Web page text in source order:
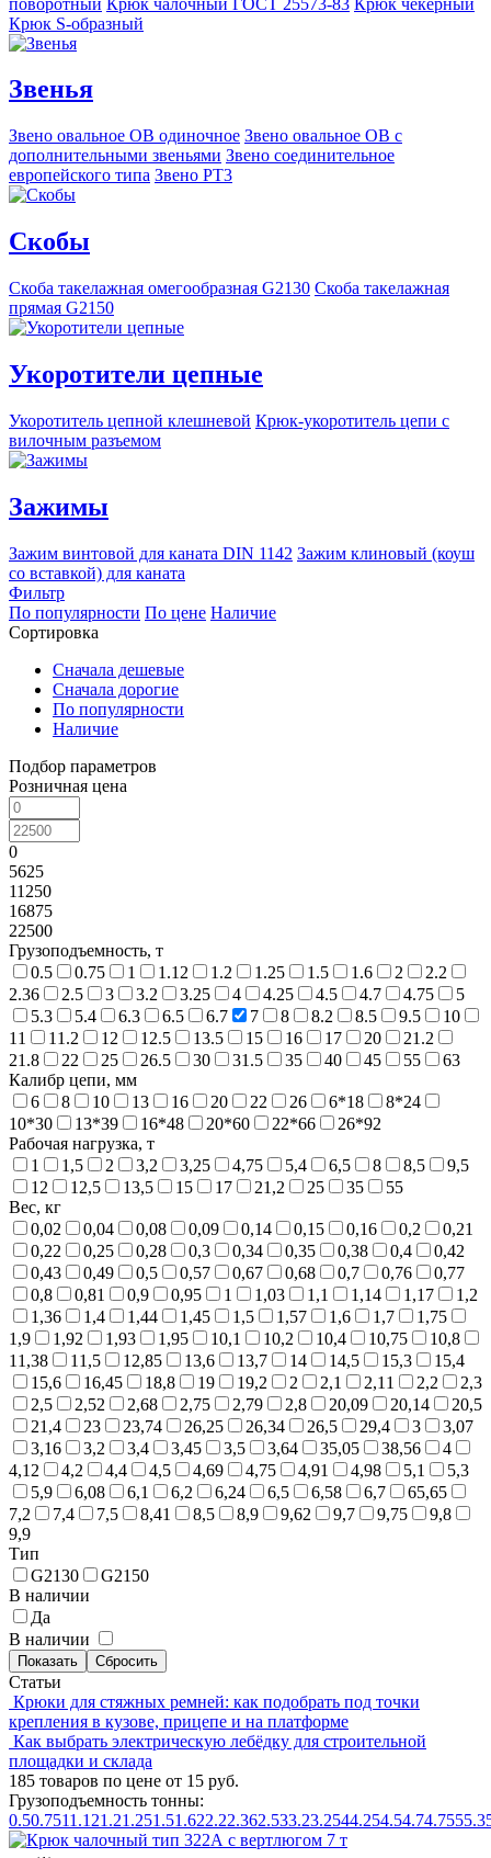
Крюк S-образный
Звенья
Звено овальное OB одиночное Звено овальное ОВ с
дополнительными звеньями Звено соединительное
европейского типа Звено РТ3
Скобы
Скоба такелажная омегообразная G2130 Скоба такелажная
прямая G2150
Укоротители цепные
Укоротитель цепной клешневой Крюк-укоротитель цепи с
вилочным разъемом
Зажимы
Зажим винтовой для каната DIN 1142 Зажим клиновый (коуш
со вставкой) для каната
Фильтр
По популярности По цене Наличие
Сортировка
Сначала дешевые
Сначала дорогие
По популярности
Наличие
Подбор параметров
Розничная цена
0
5625
11250
16875
22500
Грузоподъемность, т
0.5
0.75 1 1.12 1.2 1.25 1.5 1.6 2
2.2
2.36
2.5 3 3.2 3.25 4 4.25 4.5 4.7 4.75
5
5.3
5.4 6.3 6.5 6.7 7 8 8.2 8.5 9.5
10
11
11.2 12 12.5 13.5 15 16 17 20
21.2
21.8
22 25 26.5 30 31.5 35 40 45 55
63
Калибр цепи, мм
6
8 10 13 16 20 22 26 6*18
8*24
10*30
13*39 16*48 20*60 22*66
26*92
Рабочая нагрузка, т
1
1,5 2 3,2 3,25 4,75 5,4 6,5 8 8,5
9,5
12
12,5 13,5 15 17 21,2 25 35
55
Вес, кг
0,02
0,04 0,08 0,09 0,14 0,15 0,16 0,2
0,21
0,22
0,25 0,28 0,3 0,34 0,35 0,38 0,4
0,42
0,43
0,49 0,5 0,57 0,67 0,68 0,7 0,76
0,77
0,8
0,81 0,9 0,95 1 1,03 1,1 1,14 1,17
1,2
1,36
1,4 1,44 1,45 1,5 1,57 1,6 1,7
1,75
1,9
1,92 1,93 1,95 10,1 10,2 10,4 10,75
10,8
11,38
11,5 12,85 13,6 13,7 14 14,5 15,3
15,4
15,6
16,45 18,8 19 19,2 2 2,1 2,11 2,2
2,3
2,5
2,52 2,68 2,75 2,79 2,8 20,09 20,14
20,5
21,4
23 23,74 26,25 26,34 26,5 29,4 3
3,07
3,16
3,2 3,4 3,45 3,5 3,64 35,05 38,56
4
4,12
4,2 4,4 4,5 4,69 4,75 4,91 4,98 5,1
5,3
5,9
6,08 6,1 6,2 6,24 6,5 6,58 6,7
65,65
7,2
7,4 7,5 8,41 8,5 8,9 9,62 9,7 9,75
9,8
9,9
Тип
G2130
G2150
В наличии
Да
В наличии
Статьи
Крюки для стяжных ремней: как подобрать под точки
крепления в кузове, прицепе и на платформе
Как выбрать электрическую лебёдку для строительной
площадки и склада
185 товаров по цене от 15 руб.
Грузоподъемность тонны:
0.50.7511.121.21.251.51.622.22.362.533.23.2544.254.54.74.7555.3